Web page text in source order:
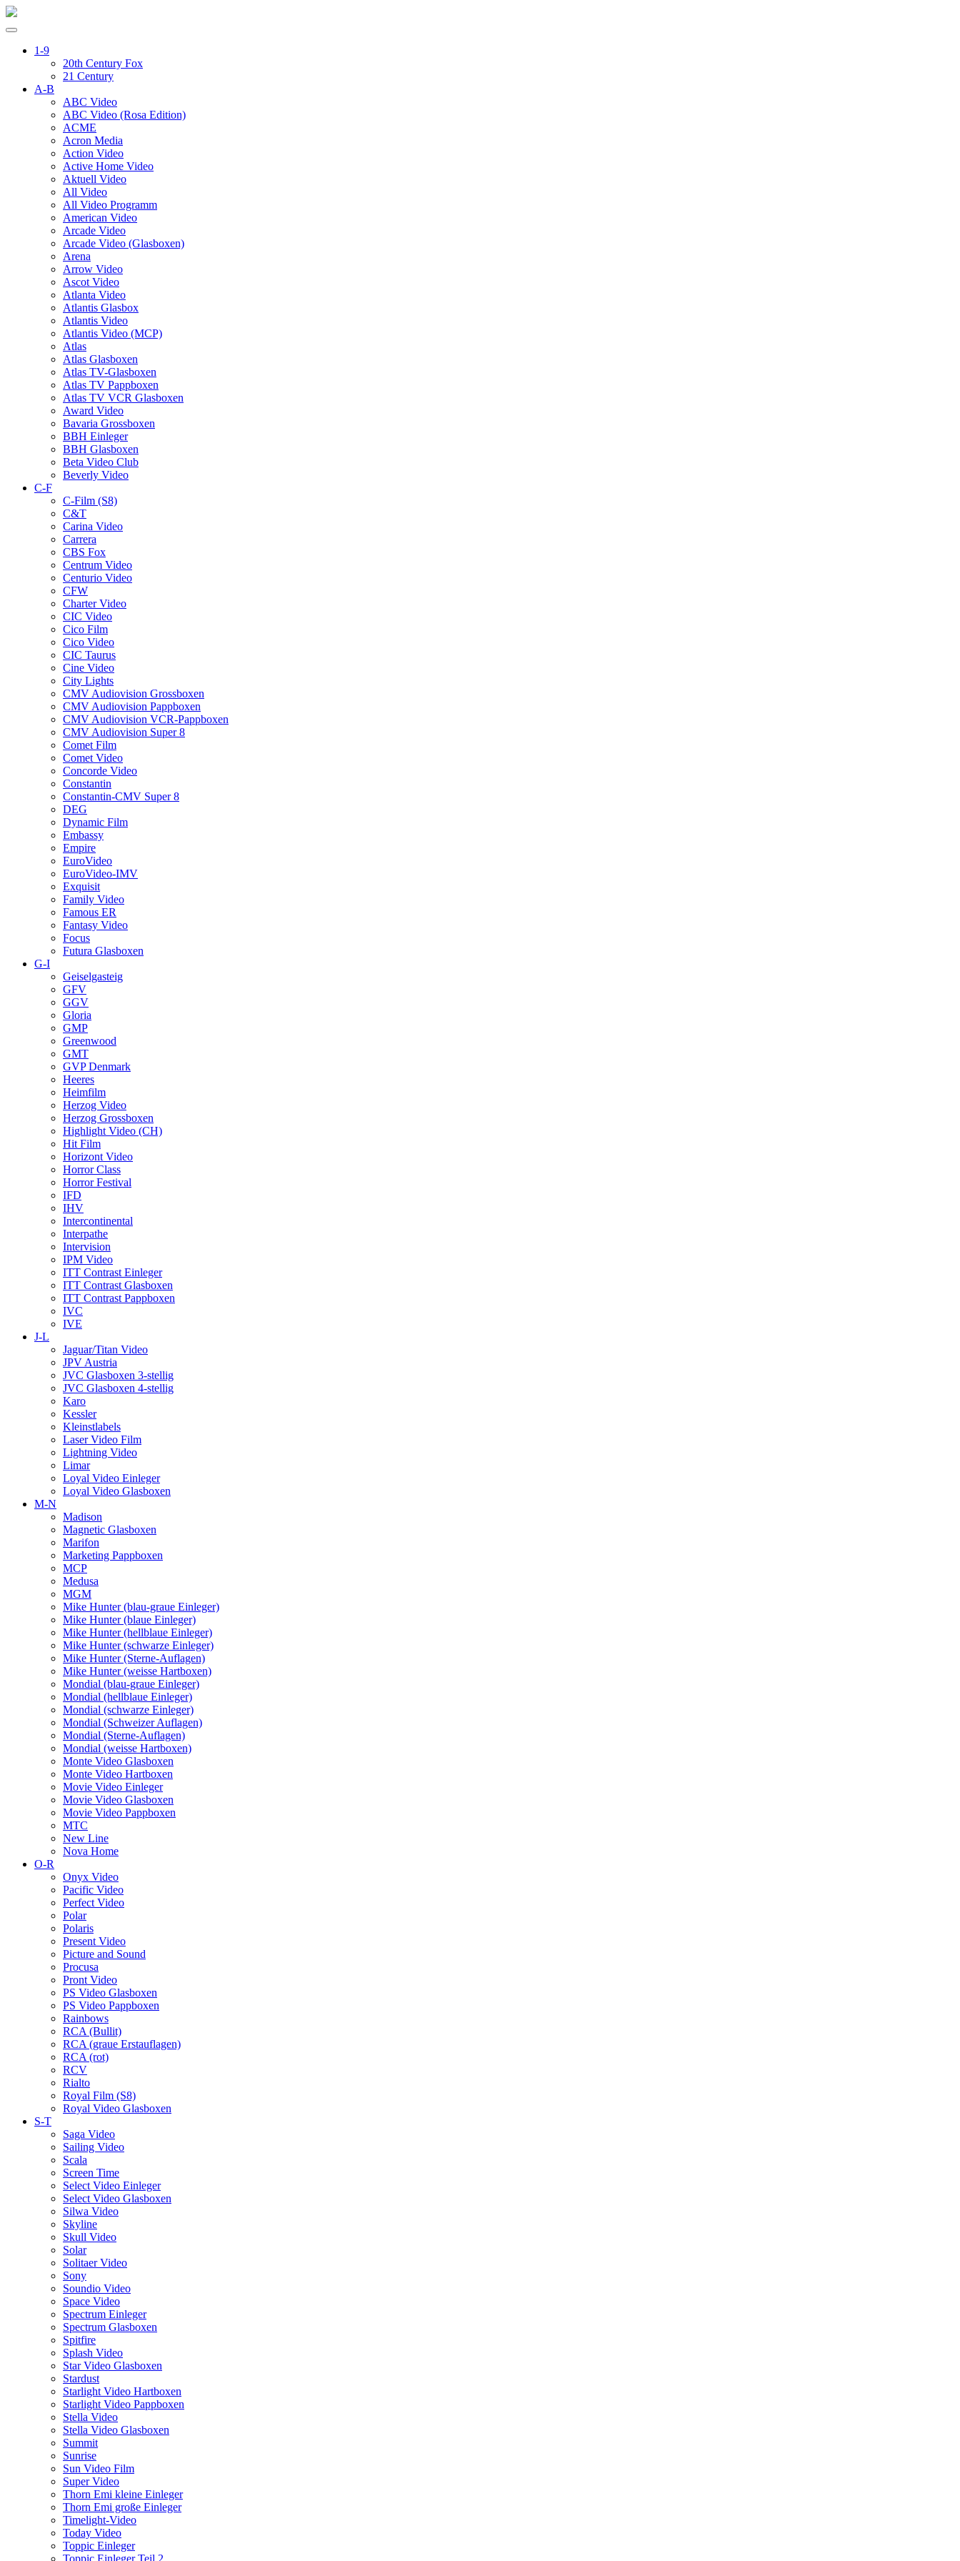
1-9
20th Century Fox
21 Century
A-B
ABC Video
ABC Video (Rosa Edition)
ACME
Acron Media
Action Video
Active Home Video
Aktuell Video
All Video
All Video Programm
American Video
Arcade Video
Arcade Video (Glasboxen)
Arena
Arrow Video
Ascot Video
Atlanta Video
Atlantis Glasbox
Atlantis Video
Atlantis Video (MCP)
Atlas
Atlas Glasboxen
Atlas TV-Glasboxen
Atlas TV Pappboxen
Atlas TV VCR Glasboxen
Award Video
Bavaria Grossboxen
BBH Einleger
BBH Glasboxen
Beta Video Club
Beverly Video
C-F
C-Film (S8)
C&T
Carina Video
Carrera
CBS Fox
Centrum Video
Centurio Video
CFW
Charter Video
CIC Video
Cico Film
Cico Video
CIC Taurus
Cine Video
City Lights
CMV Audiovision Grossboxen
CMV Audiovision Pappboxen
CMV Audiovision VCR-Pappboxen
CMV Audiovision Super 8
Comet Film
Comet Video
Concorde Video
Constantin
Constantin-CMV Super 8
DEG
Dynamic Film
Embassy
Empire
EuroVideo
EuroVideo-IMV
Exquisit
Family Video
Famous ER
Fantasy Video
Focus
Futura Glasboxen
G-I
Geiselgasteig
GFV
GGV
Gloria
GMP
Greenwood
GMT
GVP Denmark
Heeres
Heimfilm
Herzog Video
Herzog Grossboxen
Highlight Video (CH)
Hit Film
Horizont Video
Horror Class
Horror Festival
IFD
IHV
Intercontinental
Interpathe
Intervision
IPM Video
ITT Contrast Einleger
ITT Contrast Glasboxen
ITT Contrast Pappboxen
IVC
IVE
J-L
Jaguar/Titan Video
JPV Austria
JVC Glasboxen 3-stellig
JVC Glasboxen 4-stellig
Karo
Kessler
Kleinstlabels
Laser Video Film
Lightning Video
Limar
Loyal Video Einleger
Loyal Video Glasboxen
M-N
Madison
Magnetic Glasboxen
Marifon
Marketing Pappboxen
MCP
Medusa
MGM
Mike Hunter (blau-graue Einleger)
Mike Hunter (blaue Einleger)
Mike Hunter (hellblaue Einleger)
Mike Hunter (schwarze Einleger)
Mike Hunter (Sterne-Auflagen)
Mike Hunter (weisse Hartboxen)
Mondial (blau-graue Einleger)
Mondial (hellblaue Einleger)
Mondial (schwarze Einleger)
Mondial (Schweizer Auflagen)
Mondial (Sterne-Auflagen)
Mondial (weisse Hartboxen)
Monte Video Glasboxen
Monte Video Hartboxen
Movie Video Einleger
Movie Video Glasboxen
Movie Video Pappboxen
MTC
New Line
Nova Home
O-R
Onyx Video
Pacific Video
Perfect Video
Polar
Polaris
Present Video
Picture and Sound
Procusa
Pront Video
PS Video Glasboxen
PS Video Pappboxen
Rainbows
RCA (Bullit)
RCA (graue Erstauflagen)
RCA (rot)
RCV
Rialto
Royal Film (S8)
Royal Video Glasboxen
S-T
Saga Video
Sailing Video
Scala
Screen Time
Select Video Einleger
Select Video Glasboxen
Silwa Video
Skyline
Skull Video
Solar
Solitaer Video
Sony
Soundio Video
Space Video
Spectrum Einleger
Spectrum Glasboxen
Spitfire
Splash Video
Star Video Glasboxen
Stardust
Starlight Video Hartboxen
Starlight Video Pappboxen
Stella Video
Stella Video Glasboxen
Summit
Sunrise
Sun Video Film
Super Video
Thorn Emi kleine Einleger
Thorn Emi große Einleger
Timelight-Video
Today Video
Toppic Einleger
Toppic Einleger Teil 2